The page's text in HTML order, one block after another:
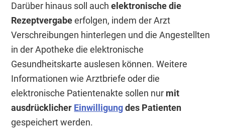
Darüber hinaus soll auchelektronische die
Rezeptvergabeerfolgen, indem der Arzt
Verschreibungen hinterlegen und die Angestellten
in der Apotheke die elektronische
Gesundheitskarte auslesen können. Weitere
Informationen wie Arztbriefe oder die
elektronische Patientenakte sollen nur mit
ausdrücklicher Einwilligungdes Patienten
gespeichert werden.